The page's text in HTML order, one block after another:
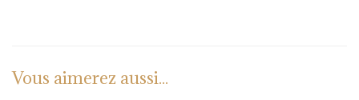
Vous aimerez aussi...